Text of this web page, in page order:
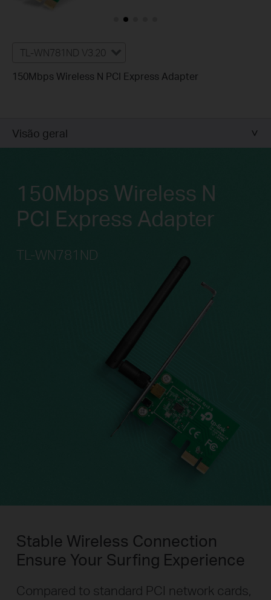
TL-WN781ND V3.20
150Mbps Wireless N PCI Express Adapter
Visão geral
150Mbps Wireless N
PCI Express Adapter
TL-WN781ND
Stable Wireless Connection
Ensure Your Surfing Experience
Compared to standard PCI network cards,